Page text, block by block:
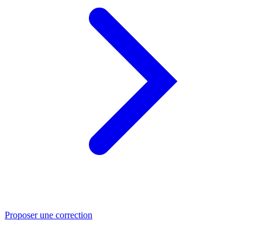
Proposer une correction